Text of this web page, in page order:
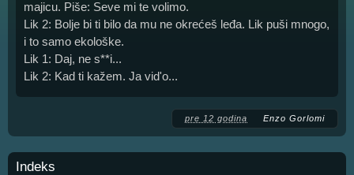
majicu. Piše: Seve mi te volimo.
Lik 2: Bolje bi ti bilo da mu ne okrećeš leđa. Lik puši mnogo,
i to samo ekološke.
Lik 1: Daj, ne s**i...
Lik 2: Kad ti kažem. Ja vid'o...
pre 12 godina Enzo Gorlomi
Indeks